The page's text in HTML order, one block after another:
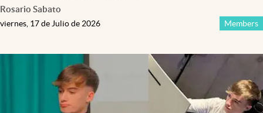
Rosario Sabato
Members
viernes, 17 de Julio de 2026